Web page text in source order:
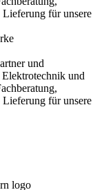
Lieferung für unsere
und
und
Lieferung für unsere